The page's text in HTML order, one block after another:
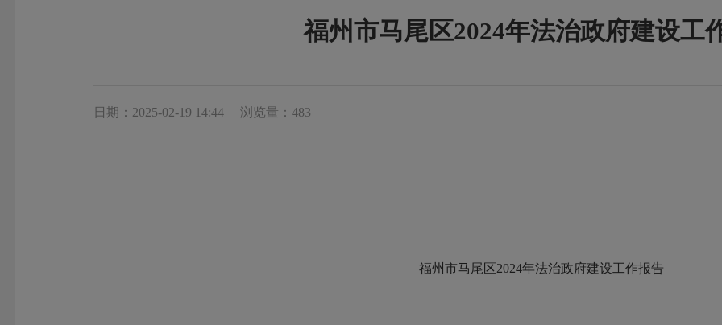
福州市马尾区2024年法治政府建设工
日期：2025-02-19 14:44 浏览量：483
福州市马尾区2024年法治政府建设工作报告